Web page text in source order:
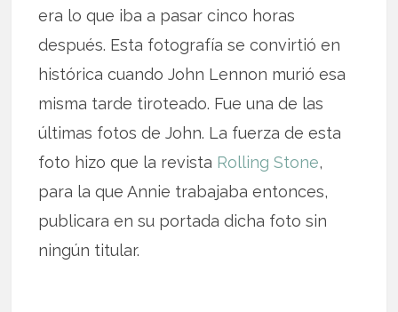
era lo que iba a pasar cinco horas
después. Esta fotografía se convirtió en
histórica cuando John Lennon murió esa
misma tarde tiroteado. Fue una de las
últimas fotos de John. La fuerza de esta
foto hizo que la revista Rolling Stone,
para la que Annie trabajaba entonces,
publicara en su portada dicha foto sin
ningún titular.